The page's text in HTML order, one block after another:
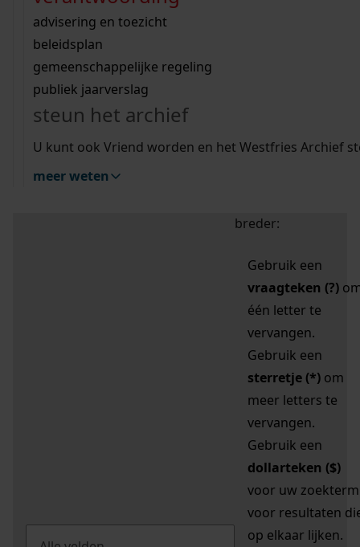
bouwvergunningen
omgevingsvergunningen
vergunningen
beeld en geluid
uitleg nodig?
Wij helpen u op weg met een aantal zoektips.
bekijk alle zoektips
Wij helpen u op weg met een aantal zoektips.
bekijk alle zoektips
bekijk ons geschiedenislokaal
advisering en toezicht
beleidsplan
gemeenschappelijke regeling
publiek jaarverslag
steun het archief
U kunt ook Vriend worden en het Westfries Archief
meer weten
zoektips
Mijn Studiezaal (inloggen)
uw zoekopdracht te
breder:
Gebruik een
vraagteken (?)
één letter te
vervangen.
Gebruik een
sterretje (*) om
meer letters te
vervangen.
Gebruik een
dollarteken ($)
voor uw zoekterm
voor resultaten
op elkaar lijken.